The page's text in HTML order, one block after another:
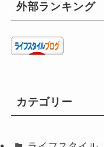
外部ランキング
カテゴリー